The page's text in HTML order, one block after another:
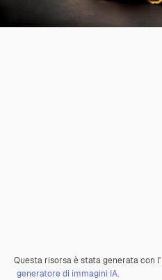
Questa risorsa è stata generata con l'
generatore di immagini IA.